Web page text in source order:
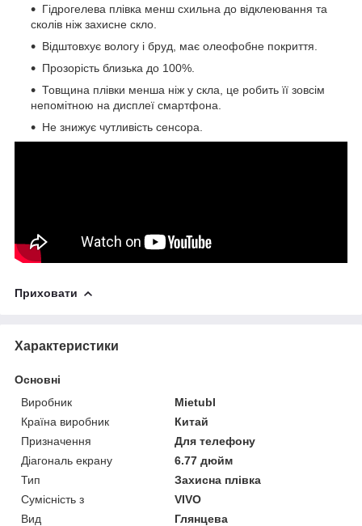
Гідрогелева плівка менш схильна до відклеювання та
сколів ніж захисне скло.
Відштовхує вологу і бруд, має олеофобне покриття.
Прозорість близька до 100%.
Товщина плівки менша ніж у скла, це робить її зовсім
непомітною на дисплеї смартфона.
Не знижує чутливість сенсора.
Приховати
Характеристики
Основні
Виробник
Mietubl
Країна виробник
Китай
Призначення
Для телефону
Діагональ екрану
6.77 дюйм
Тип
Захисна плівка
Сумісність з
VIVO
Вид
Глянцева